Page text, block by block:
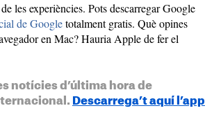
les experiències. Pots descarregar Google
de Googletotalment gratis. Què opines
en Mac? Hauria Apple de fer el
notícies d’última hora de
Descarrega’t aquí l’app